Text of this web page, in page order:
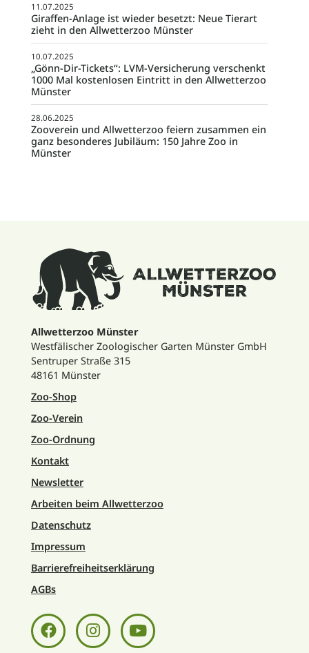
11.07.2025
Giraffen-Anlage ist wieder besetzt: Neue Tierart
zieht in den Allwetterzoo Münster
10.07.2025
„Gönn-Dir-Tickets“: LVM-Versicherung verschenkt
1000 Mal kostenlosen Eintritt in den Allwetterzoo
Münster
28.06.2025
Zooverein und Allwetterzoo feiern zusammen ein
ganz besonderes Jubiläum: 150 Jahre Zoo in
Münster
Allwetterzoo Münster
Westfälischer Zoologischer Garten Münster GmbH
Sentruper Straße 315
48161 Münster
Zoo-Shop
Zoo-Verein
Zoo-Ordnung
Kontakt
Newsletter
Arbeiten beim Allwetterzoo
Datenschutz
Impressum
Barrierefreiheitserklärung
AGBs